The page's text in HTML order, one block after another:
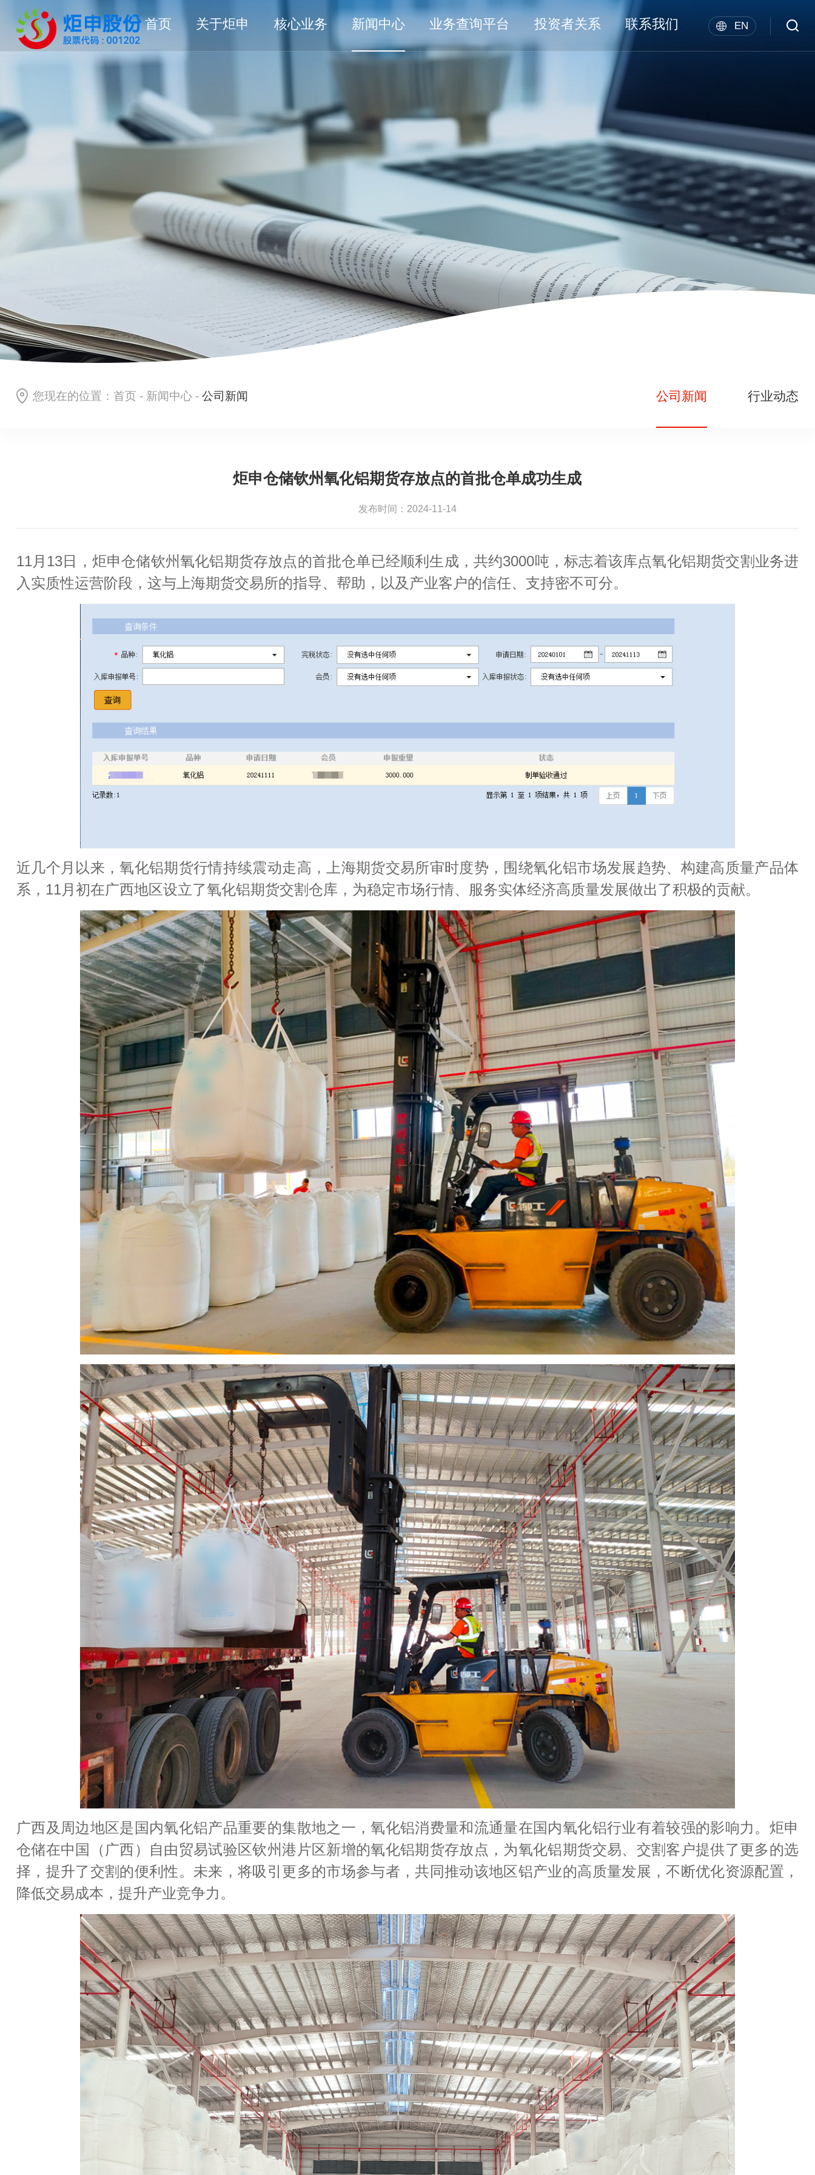
首页 关于炬申 核心业务 新闻中心 业务查询平台 投资者关系 联系我们 EN
您现在的位置： 首页 - 新闻中心- 公司新闻 公司新闻 行业动态
炬申仓储钦州氧化铝期货存放点的首批仓单成功生成
发布时间：2024-11-14
11月13日，炬申仓储钦州氧化铝期货存放点的首批仓单已经顺利生成，共约3000吨，标志着该库点氧化铝期货交割业务进
入实质性运营阶段，这与 上海期货交易所的指导、帮助，以及产业客户的信任、支持密不可分。
近几个月以来，氧化铝期货行情持续震动走高，上海期货交易所审时度势，围绕氧化铝市场发展趋势、构建高质量产品体
系，11月初在广西地区设立了氧化铝期货交割仓库，为稳定市场行情、服务实体经济高质量发展做出了积极的贡献。
广西及周边地区是国内氧化铝产品重要的集散地之一，氧化铝消费量和流通量在国内氧化铝行业有着较强的影响力。炬申
仓储在中国（广西）自由贸易试验区钦州港片区新增的氧化铝期货存放点，为氧化铝期货交易、交割客户提供了更多的选
择，提升了交割的便利性。未来，将吸引更多的市场参与者，共同推动该地区铝产业的高质量发展，不断优化资源配置，
降低交易成本，提升产业竞争力。